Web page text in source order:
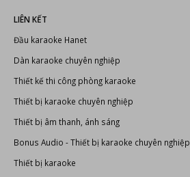
LIÊN KẾT
Đầu karaoke Hanet
Dàn karaoke chuyên nghiệp
Thiết kế thi công phòng karaoke
Thiết bị karaoke chuyên nghiệp
Thiết bị âm thanh, ánh sáng
Bonus Audio -Thiết bị karaoke chuyên nghiệp
Thiết bị karaoke